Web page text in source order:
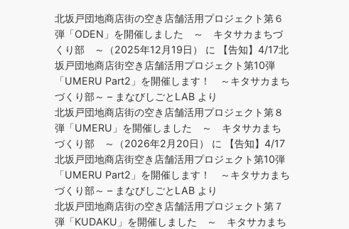
北坂戸団地商店街の空き店舗活用プロジェクト第６
弾「ODEN」を開催しました ～ キタサカまちづ
くり部 ～（2025年12月19日）
に
【告知】4/17北
坂戸団地商店街空き店舗活用プロジェクト第10弾
「UMERU Part2」を開催します！ ～キタサカまち
づくり部～ – まなびしごとLAB より
北坂戸団地商店街の空き店舗活用プロジェクト第８
弾「UMERU」を開催しました ～ キタサカまち
づくり部 ～（2026年2月20日）
に
【告知】4/17
北坂戸団地商店街空き店舗活用プロジェクト第10弾
「UMERU Part2」を開催します！ ～キタサカまち
づくり部～ – まなびしごとLAB より
北坂戸団地商店街の空き店舗活用プロジェクト第７
弾「KUDAKU」を開催しました ～ キタサカまち